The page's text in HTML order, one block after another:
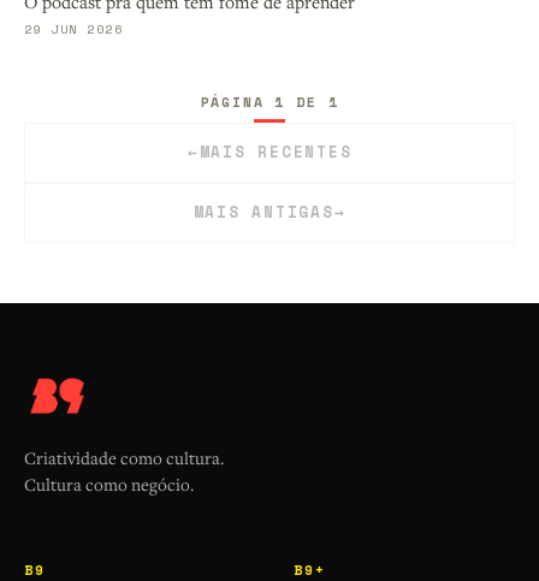
29 JUN 2026
←MAIS RECENTES
PÁGINA 1 DE 1
MAIS ANTIGAS→
Criatividade como cultura.
Cultura como negócio.
B9 B9+